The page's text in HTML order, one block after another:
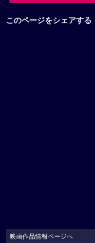
このページをシェアする
映画作品情報ページへ